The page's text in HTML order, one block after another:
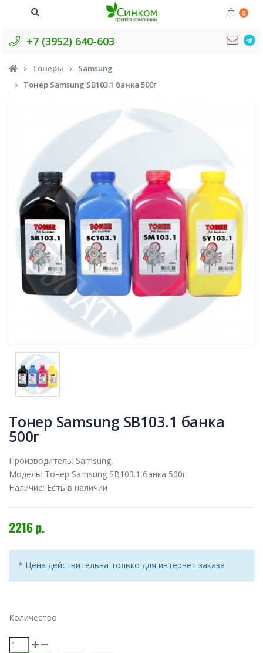
0
+7 (3952) 640-603
Тонеры
Samsung
Тонер Samsung SB103.1 банка 500г
Тонер Samsung SB103.1 банка
500г
Производитель: Samsung
Модель: Тонер Samsung SB103.1 банка 500г
Наличие: Есть в наличии
2216 р.
* Цена действительна только для интернет заказа
Количество